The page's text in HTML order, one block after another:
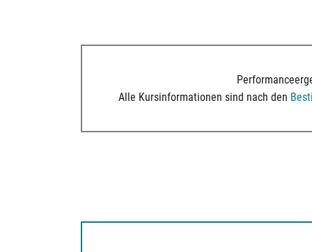
Alle Kursinformationen sind nach den